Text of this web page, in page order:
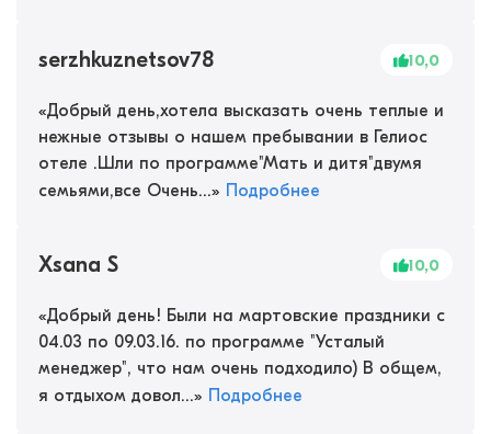
serzhkuznetsov78 10,0
«Добрый день,хотела высказать очень теплые и
нежные отзывы о нашем пребывании в Гелиос
отеле .Шли по программе"Мать и дитя"двумя
семьями,все Очень...» Подробнее
Xsana S 10,0
«Добрый день! Были на мартовские праздники с
04.03 по 09.03.16. по программе "Усталый
менеджер", что нам очень подходило) В общем,
я отдыхом довол...» Подробнее